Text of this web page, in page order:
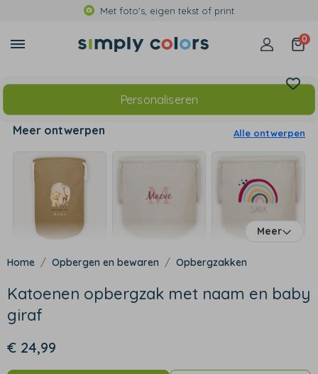
Met foto's, eigen tekst of print
0
Personaliseren
Meer ontwerpen Alle ontwerpen
Meer
Opbergen en bewaren Opbergzakken
Katoenen opbergzak met naam en baby
giraf
€ 24,99